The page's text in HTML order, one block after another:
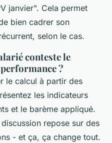
janvier". Cela permet
bien cadrer son
selon le cas.
conteste le
?
le calcul à partir des
les indicateurs
et le barème appliqué.
repose sur des
- et ça, ça change tout.